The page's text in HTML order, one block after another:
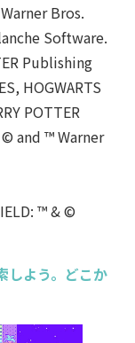
Bros.
Software.
Publishing
HOGWARTS
POTTER
and ™ Warner
™ & ©
しよう。どこか